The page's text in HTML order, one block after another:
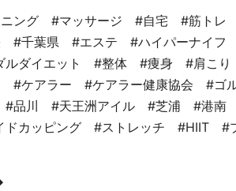
ニング #マッサージ #自宅 #筋トレ
千葉県 #エステ #ハイパーナイフ
ルダイエット #整体 #痩身 #肩こ
アラー #ケアラー健康協会 #ゴル
#品川 #天王洲アイル #芝浦 #港南
ドカッピング #ストレッチ #HIIT